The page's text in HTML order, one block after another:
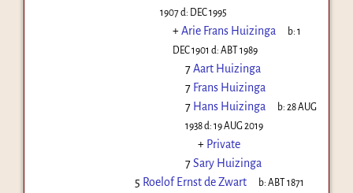
1907d: DEC 1995
+Arie Frans Huizinga b:1
DEC 1901 d: ABT 1989
7Aart Huizinga
7 Frans Huizinga
7 Hans Huizinga b:28 AUG
1938d: 19 AUG 2019
+ Private
7Sary Huizinga
5 Roelof Ernst de Zwart b:ABT 1871